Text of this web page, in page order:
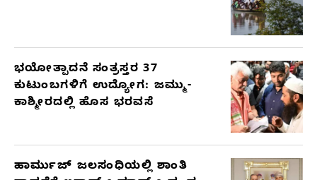
ಭಯೋತ್ಪಾದನೆ ಸಂತ್ರಸ್ತರ 37
ಕುಟುಂಬಗಳಿಗೆ ಉದ್ಯೋಗ: ಜಮ್ಮು-
ಕಾಶ್ಮೀರದಲ್ಲಿ ಹೊಸ ಭರವಸೆ
ಹಾರ್ಮುಜ್ ಜಲಸಂಧಿಯಲ್ಲಿ ಶಾಂತಿ